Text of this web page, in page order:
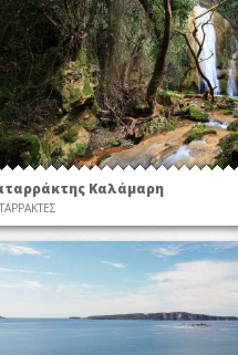
Καλάμαρη